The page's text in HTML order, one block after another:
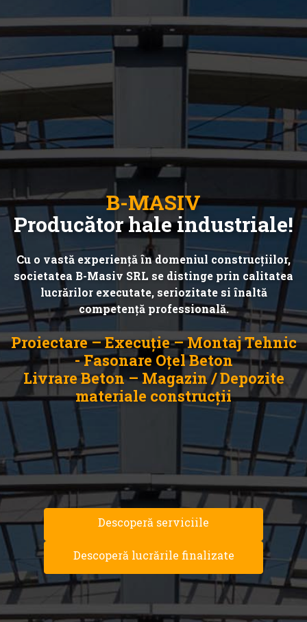
B-MASIV
Producător hale industriale!
Cu o vastă experiență în domeniul construcțiilor,
societatea B-Masiv SRL se distinge prin calitatea
lucrărilor executate, seriozitate si înaltă
competență professională.
Proiectare – Execuție – Montaj Tehnic
- Fasonare Oțel Beton
Livrare Beton – Magazin / Depozite
materiale construcții
Descoperă serviciile
Descoperă lucrările finalizate